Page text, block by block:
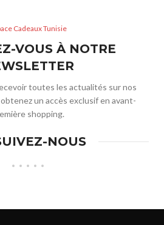
Cadeaux Tunisie
VOUS À NOTRE
toutes les actualités sur nos
un accès exclusif en avant-
shopping.
NOUS